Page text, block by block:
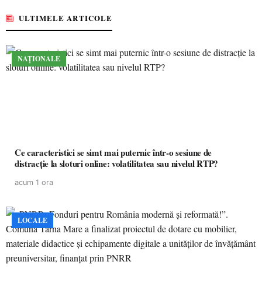
ULTIMELE ARTICOLE
NAȚIONALE
Ce caracteristici se simt mai puternic într-o sesiune de
distracție la sloturi online: volatilitatea sau nivelul RTP?
acum 1 ora
LOCALE